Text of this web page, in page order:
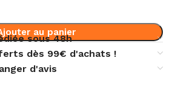
au panier
sous 48h
dès 99€ d'achats !
d'avis